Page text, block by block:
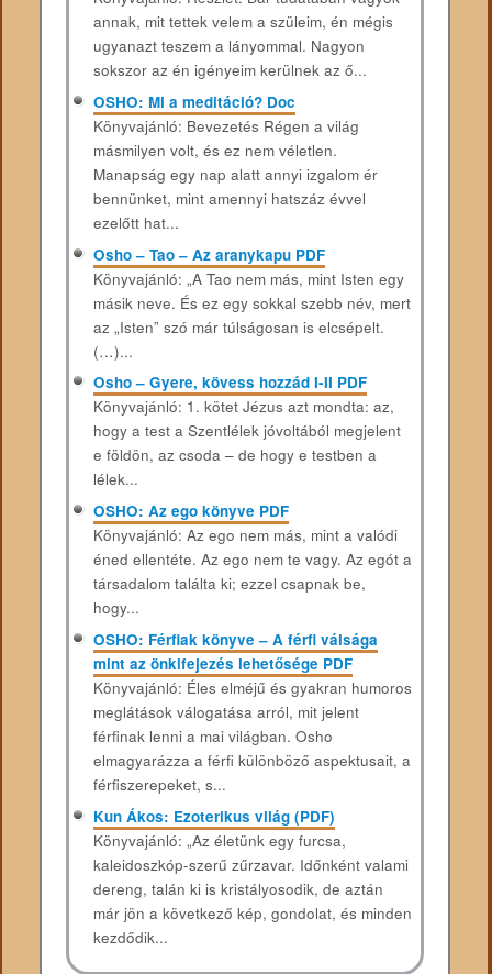
annak, mit tettek velem a szüleim, én mégis
ugyanazt teszem a lányommal. Nagyon
sokszor az én igényeim kerülnek az ő...
OSHO: Mi a meditáció? Doc
Könyvajánló: Bevezetés Régen a világ
másmilyen volt, és ez nem véletlen.
Manapság egy nap alatt annyi izgalom ér
bennünket, mint amennyi hatszáz évvel
ezelőtt hat...
Osho – Tao – Az aranykapu PDF
Könyvajánló: „A Tao nem más, mint Isten egy
másik neve. És ez egy sokkal szebb név, mert
az „Isten” szó már túlságosan is elcsépelt.
(…)...
Osho – Gyere, kövess hozzád I-II PDF
Könyvajánló: 1. kötet Jézus azt mondta: az,
hogy a test a Szentlélek jóvoltából megjelent
e földön, az csoda – de hogy e testben a
lélek...
OSHO: Az ego könyve PDF
Könyvajánló: Az ego nem más, mint a valódi
éned ellentéte. Az ego nem te vagy. Az egót a
társadalom találta ki; ezzel csapnak be,
hogy...
OSHO: Férfiak könyve – A férfi válsága
mint az önkifejezés lehetősége PDF
Könyvajánló: Éles elméjű és gyakran humoros
meglátások válogatása arról, mit jelent
férfinak lenni a mai világban. Osho
elmagyarázza a férfi különböző aspektusait, a
férfiszerepeket, s...
Kun Ákos: Ezoterikus világ (PDF)
Könyvajánló: „Az életünk egy furcsa,
kaleidoszkóp-szerű zűrzavar. Időnként valami
dereng, talán ki is kristályosodik, de aztán
már jön a következő kép, gondolat, és minden
kezdődik...